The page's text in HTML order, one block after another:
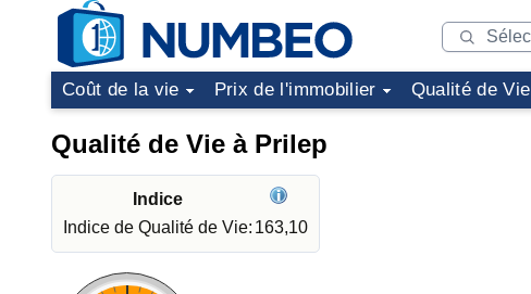
Coût de la vie Prix de l'immobilier Qualité de Vie
Qualité de Vie à Prilep
Indice
Indice de Qualité de Vie: 163,10